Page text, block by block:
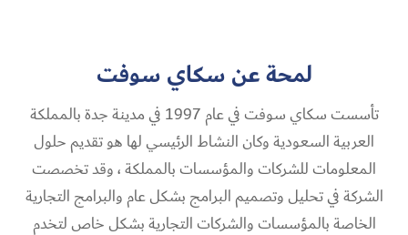
لمحة عن سكاي سوفت
تأسست سكاي سوفت في عام 1997 في مدينة جدة بالمملكة
العربية السعودية وكان النشاط الرئيسي لها هو تقديم حلول
المعلومات للشركات والمؤسسات بالمملكة ، وقد تخصصت
الشركة في تحليل وتصميم البرامج بشكل عام والبرامج التجارية
الخاصة بالمؤسسات والشركات التجارية بشكل خاص لتخدم